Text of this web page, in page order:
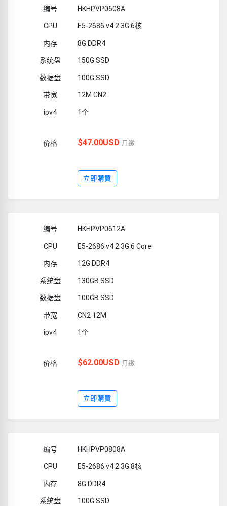
HKHPVP0608A
E5-2686 v4 2.3G 6核
8G DDR4
150G SSD
100G SSD
12M CN2
1个
$47.00USD 月繳
立即購買
HKHPVP0612A
E5-2686 v4 2.3G 6 Core
12G DDR4
130GB SSD
100GB SSD
CN2 12M
1个
$62.00USD 月繳
立即購買
HKHPVP0808A
E5-2686 v4 2.3G 8核
8G DDR4
100G SSD